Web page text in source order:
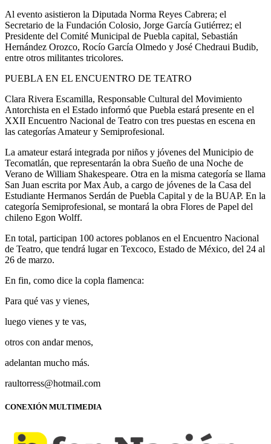
Al evento asistieron la Diputada Norma Reyes Cabrera; el
Secretario de la Fundación Colosio, Jorge García Gutiérrez; el
Presidente del Comité Municipal de Puebla capital, Sebastián
Hernández Orozco, Rocío García Olmedo y José Chedraui Budib,
entre otros militantes tricolores.
PUEBLA EN EL ENCUENTRO DE TEATRO
Clara Rivera Escamilla, Responsable Cultural del Movimiento
Antorchista en el Estado informó que Puebla estará presente en el
XXII Encuentro Nacional de Teatro con tres puestas en escena en
las categorías Amateur y Semiprofesional.
La amateur estará integrada por niños y jóvenes del Municipio de
Tecomatlán, que representarán la obra Sueño de una Noche de
Verano de William Shakespeare. Otra en la misma categoría se llama
San Juan escrita por Max Aub, a cargo de jóvenes de la Casa del
Estudiante Hermanos Serdán de Puebla Capital y de la BUAP. En la
categoría Semiprofesional, se montará la obra Flores de Papel del
chileno Egon Wolff.
En total, participan 100 actores poblanos en el Encuentro Nacional
de Teatro, que tendrá lugar en Texcoco, Estado de México, del 24 al
26 de marzo.
En fin, como dice la copla flamenca:
Para qué vas y vienes,
luego vienes y te vas,
otros con andar menos,
adelantan mucho más.
raultorress@hotmail.com
CONEXIÓN MULTIMEDIA